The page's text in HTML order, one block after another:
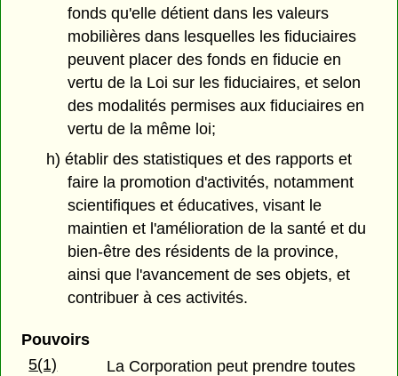
fonds qu'elle détient dans les valeurs
mobilières dans lesquelles les fiduciaires
peuvent placer des fonds en fiducie en
vertu de la Loi sur les fiduciaires, et selon
des modalités permises aux fiduciaires en
vertu de la même loi;
h) établir des statistiques et des rapports et
faire la promotion d'activités, notamment
scientifiques et éducatives, visant le
maintien et l'amélioration de la santé et du
bien-être des résidents de la province,
ainsi que l'avancement de ses objets, et
contribuer à ces activités.
Pouvoirs
5(1)
La Corporation peut prendre toutes